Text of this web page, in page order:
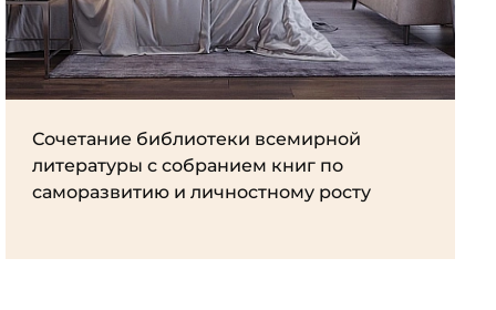
Сочетание библиотеки всемирной
литературы с собранием книг по
саморазвитию и личностному росту